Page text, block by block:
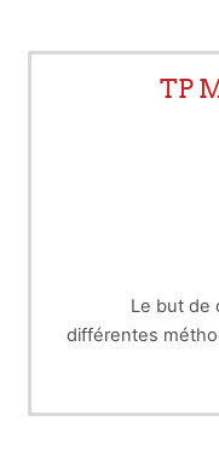
TP
Le but de
différentes